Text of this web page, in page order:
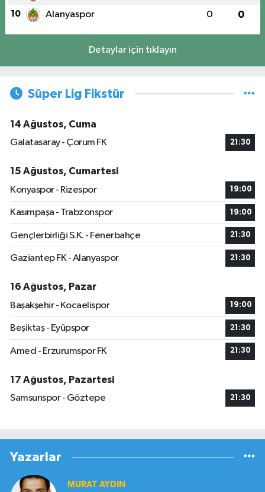
10 Alanyaspor 0 0
Detaylar için tıklayın
Süper Lig Fikstür
14 Ağustos, Cuma
Galatasaray - Çorum FK
21:30
15 Ağustos, Cumartesi
Konyaspor - Rizespor
19:00
Kasımpaşa - Trabzonspor 19:00
Gençlerbirliği S.K. - Fenerbahçe 21:30
Gaziantep FK - Alanyaspor 21:30
16 Ağustos, Pazar
Başakşehir - Kocaelispor
19:00
Beşiktaş - Eyüpspor 21:30
Amed - Erzurumspor FK 21:30
17 Ağustos, Pazartesi
Samsunspor - Göztepe
21:30
Yazarlar
MURAT AYDIN